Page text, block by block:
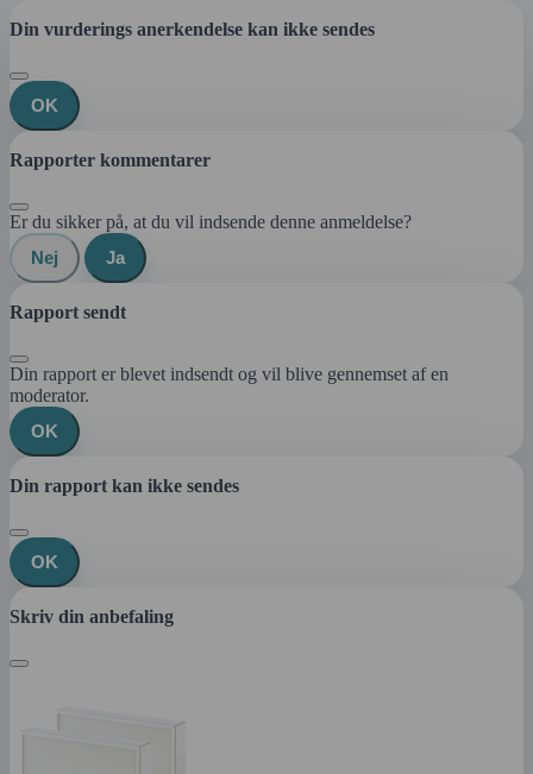
Din vurderings anerkendelse kan ikke sendes
OK
Rapporter kommentarer
Er du sikker på, at du vil indsende denne anmeldelse?
Nej
Ja
Rapport sendt
Din rapport er blevet indsendt og vil blive gennemset af en
moderator.
OK
Din rapport kan ikke sendes
OK
Skriv din anbefaling